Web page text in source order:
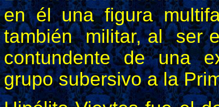
en él una figura
también militar, al ser
contundente de una
grupo subersivo a la